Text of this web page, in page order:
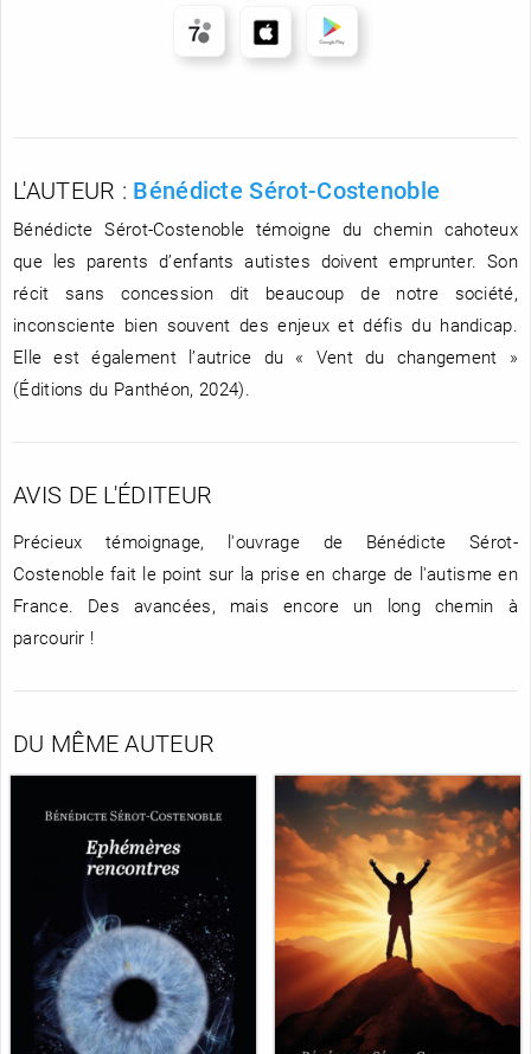
L'AUTEUR : Bénédicte Sérot-Costenoble
Bénédicte Sérot-Costenoble témoigne du chemin cahoteux
que les parents d’enfants autistes doivent emprunter. Son
récit sans concession dit beaucoup de notre société,
inconsciente bien souvent des enjeux et défis du handicap.
Elle est également l’autrice du « Vent du changement »
(Éditions du Panthéon, 2024).
AVIS DE L'ÉDITEUR
Précieux témoignage, l'ouvrage de Bénédicte Sérot-
Costenoble fait le point sur la prise en charge de l'autisme en
France. Des avancées, mais encore un long chemin à
parcourir !
DU MÊME AUTEUR